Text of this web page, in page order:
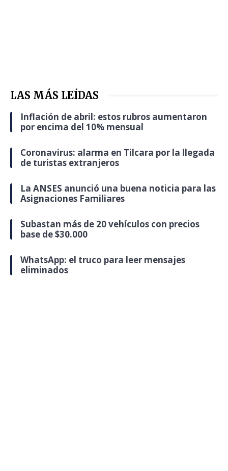
LAS MÁS LEÍDAS
Inflación de abril: estos rubros aumentaron
por encima del 10% mensual
Coronavirus: alarma en Tilcara por la llegada
de turistas extranjeros
La ANSES anunció una buena noticia para las
Asignaciones Familiares
Subastan más de 20 vehículos con precios
base de $30.000
WhatsApp: el truco para leer mensajes
eliminados